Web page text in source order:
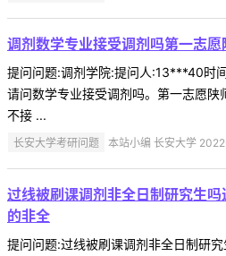
调剂数学专业接受调剂吗第一志愿
提问问题:调剂学院:提问人:13***40时
请问数学专业接受调剂吗。第一志愿陕
不接 ...
长安大学考研问题 本站小编 长安大学
过线被刷课调剂非全日制研究生
的非全
提问问题:过线被刷课调剂非全日制研